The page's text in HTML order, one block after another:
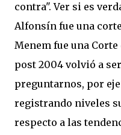
contra". Ver si es
Alfonsín fue una
Menem fue una
post 2004 volvió a
preguntarnos, por
registrando niveles
respecto a las